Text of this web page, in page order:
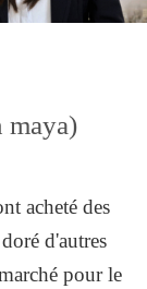
maya)
acheté des
d'autres
pour le